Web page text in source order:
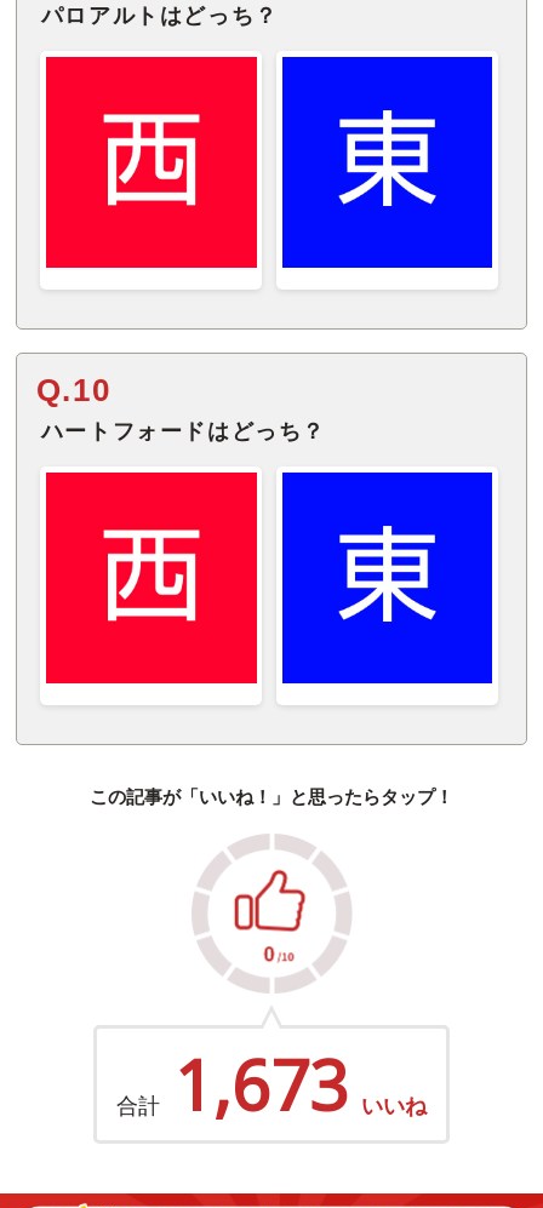
パロアルトはどっち？
Q.10
ハートフォードはどっち？
この記事が「いいね！」と思ったらタップ！
合計 1,673 いいね